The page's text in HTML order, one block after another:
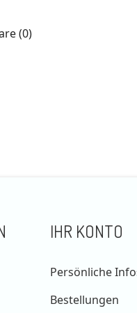
(0)
IHR KONTO
Persönliche
Bestellungen